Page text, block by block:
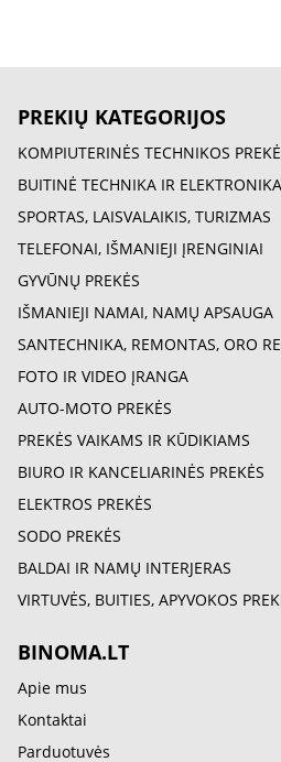
PREKIŲ KATEGORIJOS
KOMPIUTERINĖS TECHNIKOS
BUITINĖ TECHNIKA IR ELEKTRONIKA
SPORTAS, LAISVALAIKIS, TURIZMAS
TELEFONAI, IŠMANIEJI ĮRENGINIAI
GYVŪNŲ PREKĖS
IŠMANIEJI NAMAI, NAMŲ APSAUGA
SANTECHNIKA, REMONTAS, ORO
FOTO IR VIDEO ĮRANGA
AUTO-MOTO PREKĖS
PREKĖS VAIKAMS IR KŪDIKIAMS
BIURO IR KANCELIARINĖS PREKĖS
ELEKTROS PREKĖS
SODO PREKĖS
BALDAI IR NAMŲ INTERJERAS
VIRTUVĖS, BUITIES, APYVOKOS
BINOMA.LT
Apie mus
Kontaktai
Parduotuvės